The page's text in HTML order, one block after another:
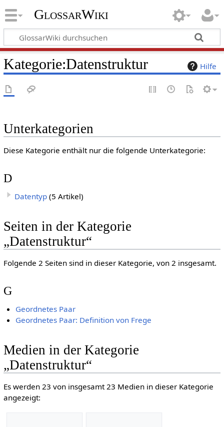
GlossarWiki
Hilfe
Kategorie:Datenstruktur
Unterkategorien
Diese Kategorie enthält nur die folgende Unterkategorie:
D
Datentyp (5 Artikel)
Seiten in der Kategorie
„Datenstruktur“
Folgende 2 Seiten sind in dieser Kategorie, von 2 insgesamt.
G
Geordnetes Paar
Geordnetes Paar: Definition von Frege
Medien in der Kategorie
„Datenstruktur“
Es werden 23 von insgesamt 23 Medien in dieser Kategorie
angezeigt: